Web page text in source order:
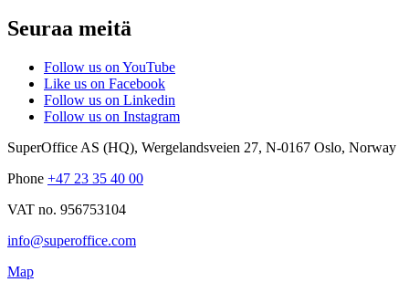
Seuraa meitä
Follow us on YouTube
Like us on Facebook
Follow us on Linkedin
Follow us on Instagram
SuperOffice AS (HQ), Wergelandsveien 27, N-0167 Oslo, Norway
Phone +47 23 35 40 00
VAT no. 956753104
info@superoffice.com
Map